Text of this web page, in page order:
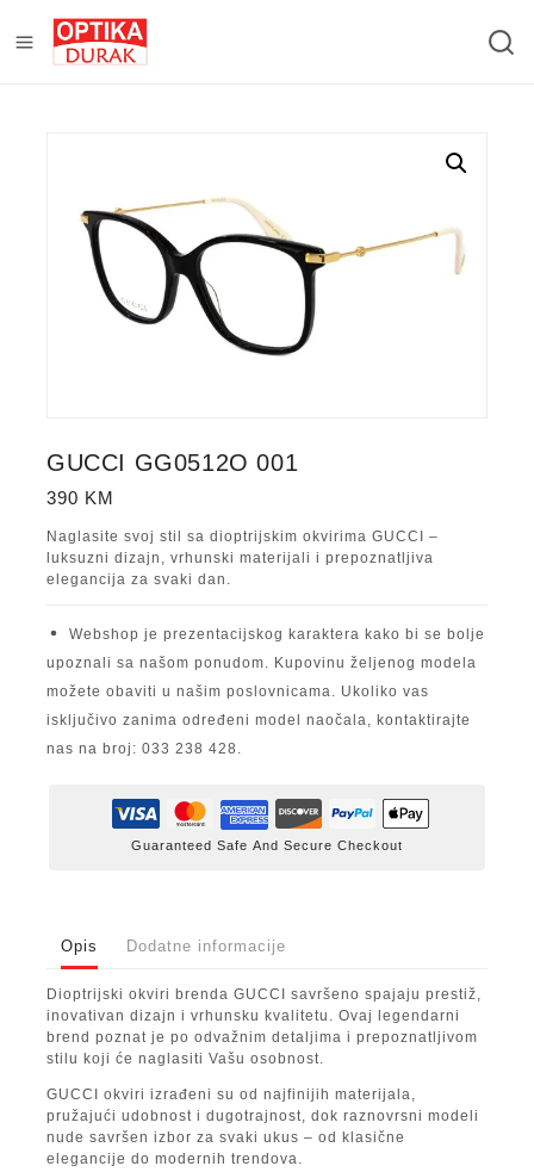
GUCCI GG0512O 001
390 KM
Naglasite svoj stil sa dioptrijskim okvirima GUCCI –
luksuzni dizajn, vrhunski materijali i prepoznatljiva
elegancija za svaki dan.
Webshop je prezentacijskog karaktera kako bi se bolje
upoznali sa našom ponudom. Kupovinu željenog modela
možete obaviti u našim poslovnicama. Ukoliko vas
isključivo zanima određeni model naočala, kontaktirajte
nas na broj: 033 238 428.
Guaranteed Safe And Secure Checkout
Opis Dodatne informacije
Dioptrijski okviri brenda GUCCI savršeno spajaju prestiž,
inovativan dizajn i vrhunsku kvalitetu. Ovaj legendarni
brend poznat je po odvažnim detaljima i prepoznatljivom
stilu koji će naglasiti Vašu osobnost.
GUCCI okviri izrađeni su od najfinijih materijala,
pružajući udobnost i dugotrajnost, dok raznovrsni modeli
nude savršen izbor za svaki ukus – od klasične
elegancije do modernih trendova.